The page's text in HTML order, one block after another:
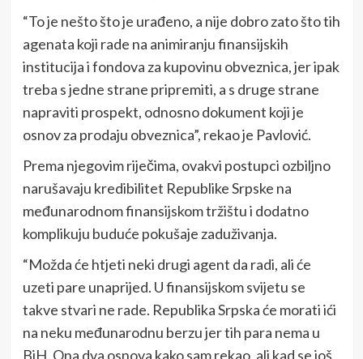
“To je nešto što je urađeno, a nije dobro zato što tih
agenata koji rade na animiranju finansijskih
institucija i fondova za kupovinu obveznica, jer ipak
treba s jedne strane pripremiti, a s druge strane
napraviti prospekt, odnosno dokument koji je
osnov za prodaju obveznica”, rekao je Pavlović.
Prema njegovim riječima, ovakvi postupci ozbiljno
narušavaju kredibilitet Republike Srpske na
međunarodnom finansijskom tržištu i dodatno
komplikuju buduće pokušaje zaduživanja.
“Možda će htjeti neki drugi agent da radi, ali će
uzeti pare unaprijed. U finansijskom svijetu se
takve stvari ne rade. Republika Srpska će morati ići
na neku međunarodnu berzu jer tih para nema u
BiH. Ona dva osnova kako sam rekao, ali kad se još